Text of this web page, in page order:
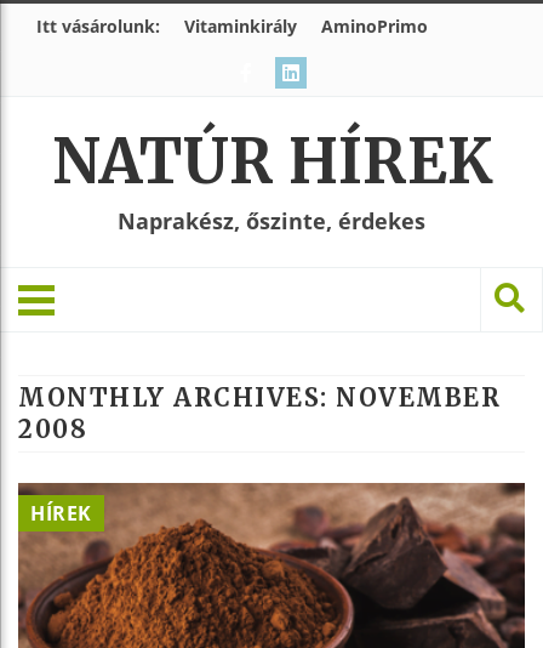
Itt vásárolunk: Vitaminkirály AminoPrimo
NATÚR HÍREK
Naprakész, őszinte, érdekes
MONTHLY ARCHIVES: NOVEMBER
2008
HÍREK